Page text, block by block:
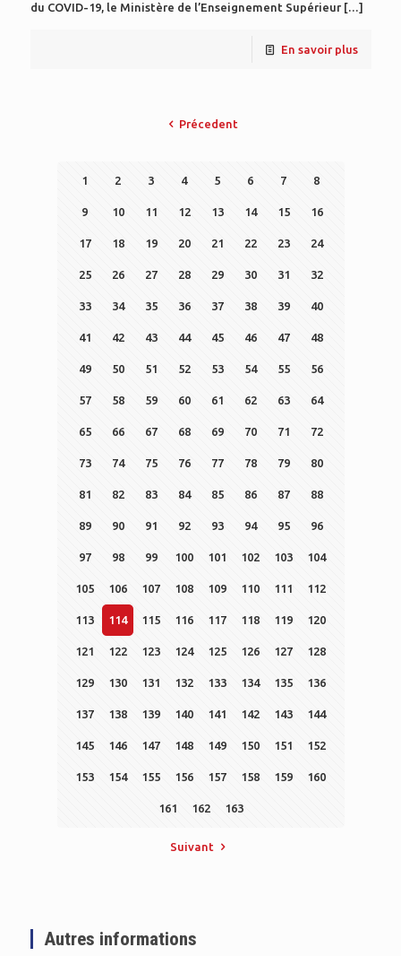
du COVID-19, le Ministère de l’Enseignement Supérieur[…]
En savoir plus
Précedent
1 2 3 4 5 6 7 8
9 10 11 12 13 14 15 16
17 18 19 20 21 22 23 24
25 26 27 28 29 30 31 32
33 34 35 36 37 38 39 40
41 42 43 44 45 46 47 48
49 50 51 52 53 54 55 56
57 58 59 60 61 62 63 64
65 66 67 68 69 70 71 72
73 74 75 76 77 78 79 80
81 82 83 84 85 86 87 88
89 90 91 92 93 94 95 96
97 98 99 100 101 102 103 104
105 106 107 108 109 110 111 112
113 114 115 116 117 118 119 120
121 122 123 124 125 126 127 128
129 130 131 132 133 134 135 136
137 138 139 140 141 142 143 144
145 146 147 148 149 150 151 152
153 154 155 156 157 158 159 160
161 162 163
Suivant
Autres informations